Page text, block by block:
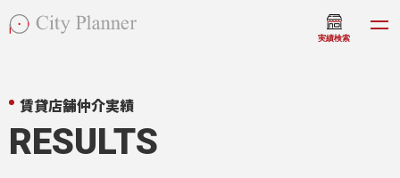
実績検索
賃貸店舗仲介実績
RESULTS